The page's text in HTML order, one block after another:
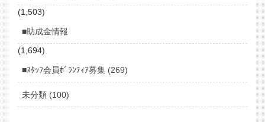
(1,503)
■助成金情報
(1,694)
■ｽﾀｯﾌ会員ﾎﾞﾗﾝﾃｨｱ募集 (269)
未分類 (100)